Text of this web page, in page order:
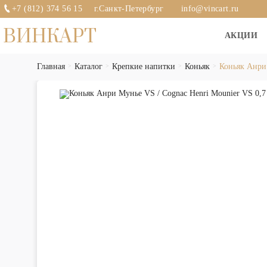
+7 (812) 374 56 15 г.Санкт-Петербург info@vincart.ru
ВИНКАРТ АКЦИИ
Главная Каталог Крепкие напитки Коньяк Коньяк